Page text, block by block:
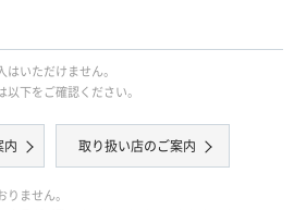
いただけません。
下をご確認ください。
内 取り扱い店のご案内
ません。